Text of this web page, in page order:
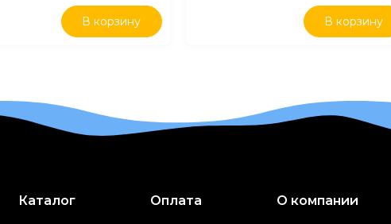
В корзину В корзину
Каталог Оплата О компании